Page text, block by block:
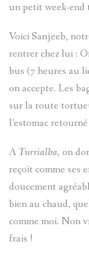
un petit week-end
Voici Sanjeeb,
rentrer chez lui :
bus (7 heures au
on accepte. Les
sur la route
l’estomac
ATurrialba, on
reçoit comme ses
doucement
bien au chaud,
comme moi. Non
frais !